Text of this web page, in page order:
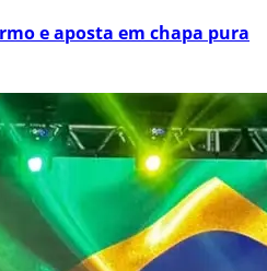
e aposta em chapa pura